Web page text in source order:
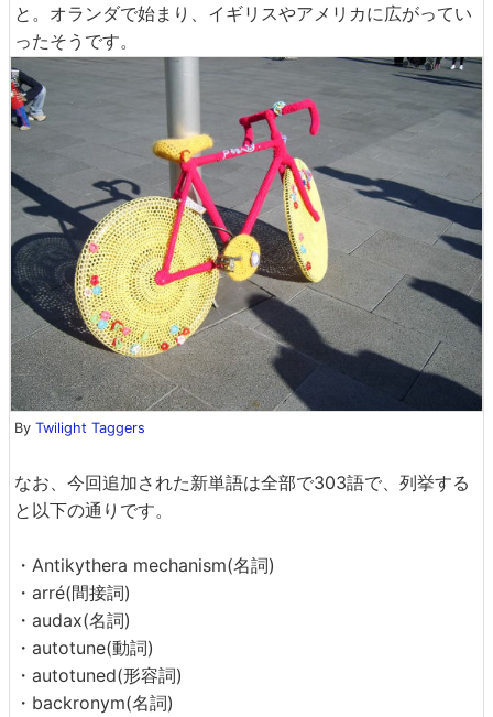
と。オランダで始まり、イギリスやアメリカに広がってい
ったそうです。
By Twilight Taggers
なお、今回追加された新単語は全部で303語で、列挙する
と以下の通りです。
・Antikythera mechanism(名詞)
・arré(間接詞)
・audax(名詞)
・autotune(動詞)
・autotuned(形容詞)
・backronym(名詞)